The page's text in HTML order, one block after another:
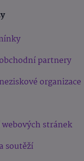
partnery
organizace
stránek
soutěží